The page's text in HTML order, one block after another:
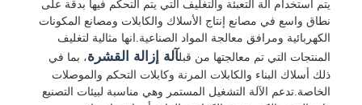
جولة في المعمل
ضبط الجودة
يتم استخدام آلة التعبئة والتغليف التي يتم التحكم فيها بدقة على
نطاق واسع في مصانع إنتاج الأسلاك والكابلات ومصانع المكونات
الكهربائية ومرافق معالجة المواد الصناعية.انها مثالية لتغليف
المنتجات التي تم معالجتها من قبلآلة إزالة القشرة، بما في
ذلك أسلاك البناء والكابلات المرنة وكابلات التحكم والموصلات
الخاصة.تدعم الآلة التشغيل المستمر وهي مناسبة لبيئات التصنيع